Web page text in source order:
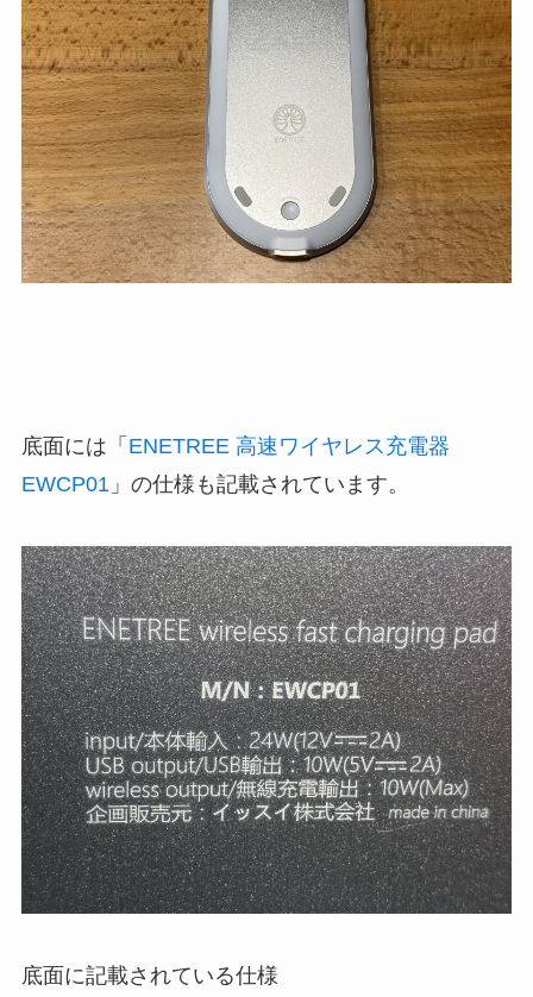
底面には「 ENETREE 高速ワイヤレス充電器
EWCP01」の仕様も記載されています。
底面に記載されている仕様